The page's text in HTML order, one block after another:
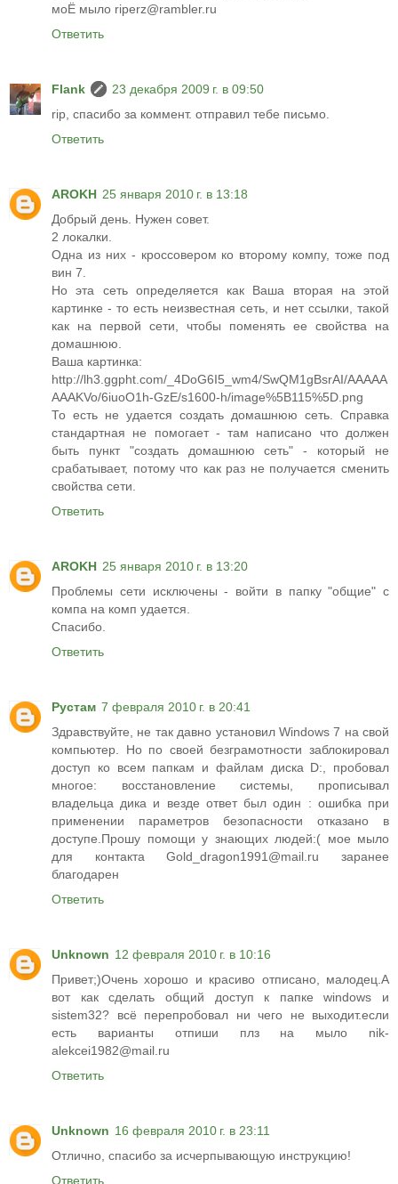
моЁ мыло riperz@rambler.ru
Ответить
Flank
23 декабря 2009 г. в 09:50
rip, спасибо за коммент. отправил тебе письмо.
Ответить
AROKH 25 января 2010 г. в 13:18
Добрый день. Нужен совет.
2 локалки.
Одна из них - кроссовером ко второму компу, тоже под
вин 7.
Но эта сеть определяется как Ваша вторая на этой
картинке - то есть неизвестная сеть, и нет ссылки, такой
как на первой сети, чтобы поменять ее свойства на
домашнюю.
Ваша картинка:
http://lh3.ggpht.com/_4DoG6I5_wm4/SwQM1gBsrAI/AAAAA
AAAKVo/6iuoO1h-GzE/s1600-h/image%5B115%5D.png
То есть не удается создать домашнюю сеть. Справка
стандартная не помогает - там написано что должен
быть пункт "создать домашнюю сеть" - который не
срабатывает, потому что как раз не получается сменить
свойства сети.
Ответить
AROKH 25 января 2010 г. в 13:20
Проблемы сети исключены - войти в папку "общие" с
компа на комп удается.
Спасибо.
Ответить
Рустам 7 февраля 2010 г. в 20:41
Здравствуйте, не так давно установил Windows 7 на свой
компьютер. Но по своей безграмотности заблокировал
доступ ко всем папкам и файлам диска D:, пробовал
многое: восстановление системы, прописывал
владельца дика и везде ответ был один : ошибка при
применении параметров безопасности отказано в
доступе.Прошу помощи у знающих людей:( мое мыло
для контакта Gold_dragon1991@mail.ru заранее
благодарен
Ответить
Unknown 12 февраля 2010 г. в 10:16
Привет;)Очень хорошо и красиво отписано, малодец.А
вот как сделать общий доступ к папке windows и
sistem32? всё перепробовал ни чего не выходит.если
есть варианты отпиши плз на мыло nik-
alekcei1982@mail.ru
Ответить
Unknown 16 февраля 2010 г. в 23:11
Отлично, спасибо за исчерпывающую инструкцию!
Ответить